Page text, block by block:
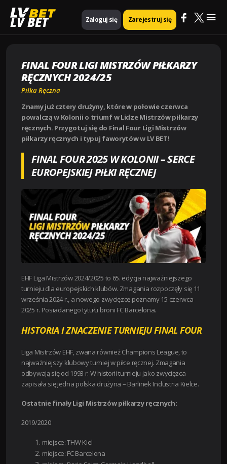
LV BET Zaloguj się Zarejestruj się
Strona główna
Piłka Ręczna
FINAL FOUR LIGI MISTRZÓW PIŁKARZY RĘCZNYCH 2024/25
FINAL FOUR LIGI MISTRZÓW PIŁKARZY
RĘCZNYCH 2024/25
Piłka Ręczna
Znamy już cztery drużyny, które w połowie czerwca
powalczą w Kolonii o triumf w Lidze Mistrzów piłkarzy
ręcznych. Przygotuj się do Final Four Ligi Mistrzów
piłkarzy ręcznych i typuj faworytów w LV BET!
FINAL FOUR 2025 W KOLONII – SERCE
EUROPEJSKIEJ PIŁKI RĘCZNEJ
EHF Liga Mistrzów 2024/2025 to 65. edycja najważniejszego
turnieju dla europejskich klubów. Zmagania rozpoczęły się 11
września 2024 r., a nowego zwycięzcę poznamy 15 czerwca
2025 r. Posiadanego tytułu broni FC Barcelona.
HISTORIA I ZNACZENIE TURNIEJU FINAL FOUR
Liga Mistrzów EHF, zwana również Champions League, to
najważniejszy klubowy turniej w piłce ręcznej. Zmagania
odbywają się od 1993 r. W historii turnieju jako zwycięzca
zapisała się jedna polska drużyna – Barlinek Industria Kielce.
Ostatnie finały Ligi Mistrzów piłkarzy ręcznych:
2019/2020
miejsce: THW Kiel
miejsce: FC Barcelona